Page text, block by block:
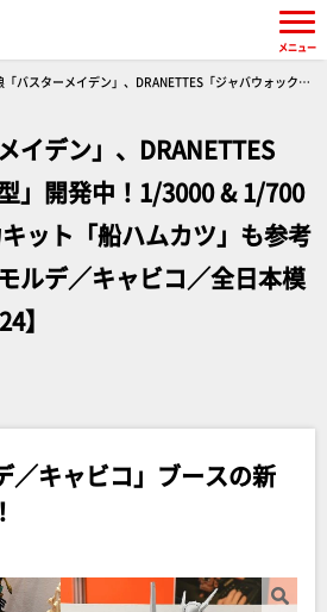
「バスターメイデン」、DRANETTES「ジャバウォック
イデン」、DRANETTES
」開発中！1/3000 & 1/700
ット「船ハムカツ」も参考
ルデ／キャビコ／全日本模
】
／キャビコ」ブースの新
メニュー